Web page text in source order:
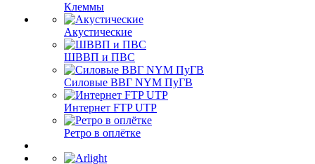
Клеммы
Акустические
ШВВП и ПВС
Силовые ВВГ NYM ПуГВ
Интернет FTP UTP
Ретро в оплётке